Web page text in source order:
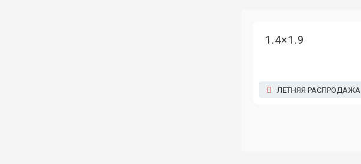
1.4×1.9
ЛЕТНЯЯ РАСПРОДАЖА